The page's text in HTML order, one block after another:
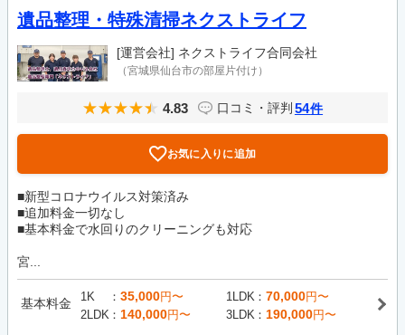
遺品整理・特殊清掃ネクストライフ
[運営会社] ネクストライフ合同会社
（宮城県仙台市の部屋片付け）
4.83 口コミ・評判 54件
お気に入りに追加
■新型コロナウイルス対策済み
■追加料金一切なし
■基本料金で水回りのクリーニングも対応
宮...
基本料金 1K 35,000円〜 1LDK 70,000円〜
2LDK
140,000円〜 3LDK 190,000円〜